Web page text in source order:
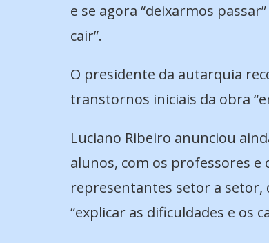
e se agora “deixarmos
cair”.
O presidente da autarquia
transtornos iniciais da obra
Luciano Ribeiro anunciou
alunos, com os professores e
representantes setor a setor,
“explicar as dificuldades e os